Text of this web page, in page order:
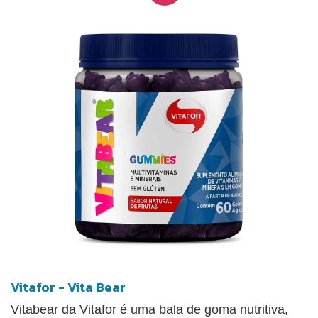
Vitafor - Vita Bear
Vitabear da Vitafor é uma bala de goma nutritiva,